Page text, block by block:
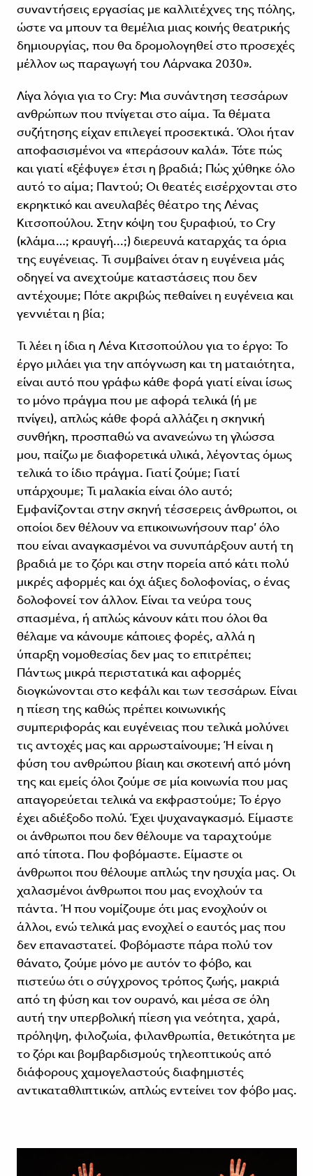
συναντήσεις εργασίας με καλλιτέχνες της πόλης,
ώστε να μπουν τα θεμέλια μιας κοινής θεατρικής
δημιουργίας, που θα δρομολογηθεί στο προσεχές
μέλλον ως παραγωγή του Λάρνακα 2030».
Λίγα λόγια για το Cry: Μια συνάντηση τεσσάρων
ανθρώπων που πνίγεται στο αίμα. Τα θέματα
συζήτησης είχαν επιλεγεί προσεκτικά. Όλοι ήταν
αποφασισμένοι να «περάσουν καλά». Τότε πώς
και γιατί «ξέφυγε» έτσι η βραδιά; Πώς χύθηκε όλο
αυτό το αίμα; Παντού; Οι θεατές εισέρχονται στο
εκρηκτικό και ανευλαβές θέατρο της Λένας
Κιτσοπούλου. Στην κόψη του ξυραφιού, το Cry
(κλάμα…; κραυγή...;) διερευνά καταρχάς τα όρια
της ευγένειας. Τι συμβαίνει όταν η ευγένεια μάς
οδηγεί να ανεχτούμε καταστάσεις που δεν
αντέχουμε; Πότε ακριβώς πεθαίνει η ευγένεια και
γεννιέται η βία;
Τι λέει η ίδια η Λένα Κιτσοπούλου για το έργο: Το
έργο μιλάει για την απόγνωση και τη ματαιότητα,
είναι αυτό που γράφω κάθε φορά γιατί είναι ίσως
το μόνο πράγμα που με αφορά τελικά (ή με
πνίγει), απλώς κάθε φορά αλλάζει η σκηνική
συνθήκη, προσπαθώ να ανανεώνω τη γλώσσα
μου, παίζω με διαφορετικά υλικά, λέγοντας όμως
τελικά το ίδιο πράγμα. Γιατί ζούμε; Γιατί
υπάρχουμε; Τι μαλακία είναι όλο αυτό;
Εμφανίζονται στην σκηνή τέσσερεις άνθρωποι, οι
οποίοι δεν θέλουν να επικοινωνήσουν παρ’ όλο
που είναι αναγκασμένοι να συνυπάρξουν αυτή τη
βραδιά με το ζόρι και στην πορεία από κάτι πολύ
μικρές αφορμές και όχι άξιες δολοφονίας, ο ένας
δολοφονεί τον άλλον. Είναι τα νεύρα τους
σπασμένα, ή απλώς κάνουν κάτι που όλοι θα
θέλαμε να κάνουμε κάποιες φορές, αλλά η
ύπαρξη νομοθεσίας δεν μας το επιτρέπει;
Πάντως μικρά περιστατικά και αφορμές
διογκώνονται στο κεφάλι και των τεσσάρων. Είναι
η πίεση της καθώς πρέπει κοινωνικής
συμπεριφοράς και ευγένειας που τελικά μολύνει
τις αντοχές μας και αρρωσταίνουμε; Ή είναι η
φύση του ανθρώπου βίαιη και σκοτεινή από μόνη
της και εμείς όλοι ζούμε σε μία κοινωνία που μας
απαγορεύεται τελικά να εκφραστούμε; Το έργο
έχει αδιέξοδο πολύ. Έχει ψυχαναγκασμό. Είμαστε
οι άνθρωποι που δεν θέλουμε να ταραχτούμε
από τίποτα. Που φοβόμαστε. Είμαστε οι
άνθρωποι που θέλουμε απλώς την ησυχία μας. Οι
χαλασμένοι άνθρωποι που μας ενοχλούν τα
πάντα. Ή που νομίζουμε ότι μας ενοχλούν οι
άλλοι, ενώ τελικά μας ενοχλεί ο εαυτός μας που
δεν επαναστατεί. Φοβόμαστε πάρα πολύ τον
θάνατο, ζούμε μόνο με αυτόν το φόβο, και
πιστεύω ότι ο σύγχρονος τρόπος ζωής, μακριά
από τη φύση και τον ουρανό, και μέσα σε όλη
αυτή την υπερβολική πίεση για νεότητα, χαρά,
πρόληψη, φιλοζωία, φιλανθρωπία, θετικότητα με
το ζόρι και βομβαρδισμούς τηλεοπτικούς από
διάφορους χαμογελαστούς διαφημιστές
αντικαταθλιπτικών, απλώς εντείνει τον φόβο μας.